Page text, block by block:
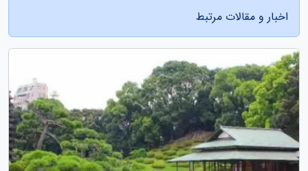
اخبار و مقالات مرتبط